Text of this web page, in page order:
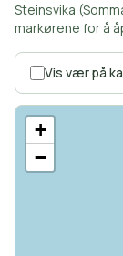
Steinsvika
markørene for å
Vis vær på
+
−